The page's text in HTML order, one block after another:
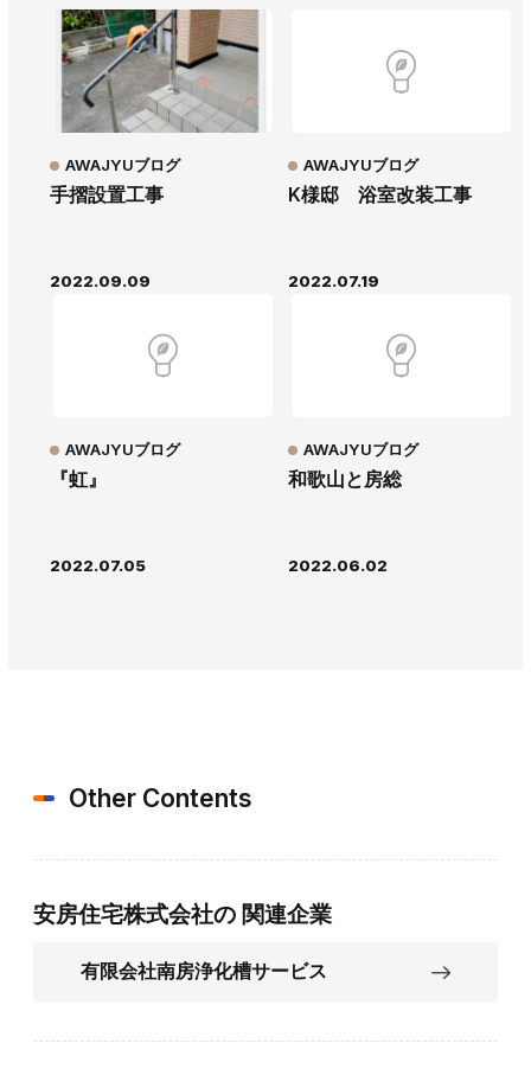
手摺設置工事
AWAJYUブログ
2022.09.09
K様邸 浴室改装工事
AWAJYUブログ
2022.07.19
『虹』
AWAJYUブログ
2022.07.05
和歌山と房総
AWAJYUブログ
2022.06.02
Other Contents
安房住宅株式会社の 関連企業
有限会社南房浄化槽サービス